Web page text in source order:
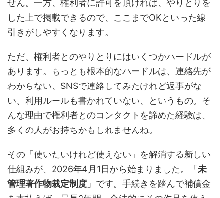
せん。一方、権利者に許可を頂ければ、やりとりを
した上で掲載できるので、ここまでOKといった線
引きがしやすくなります。
ただ、権利者とのやりとりにはいくつかハードルが
あります。もっとも根本的なハードルは、連絡先が
わからない、SNSで連絡してみたけれど返事がな
い、利用ルールも書かれていない、というもの。そ
んな理由で権利者とのコンタクトを諦めた経験は、
多くの人がお持ちかもしれませんね。
その「使いたいけれど使えない」を解消する新しい
仕組みが、2026年4月1日から始まりました。「 未
管理著作物裁定制度 」です。手続きを踏んで補償金